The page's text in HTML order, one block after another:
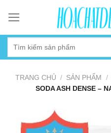
content
TRANG CHỦ / SẢN PHẨM /
SODA ASH DENSE –